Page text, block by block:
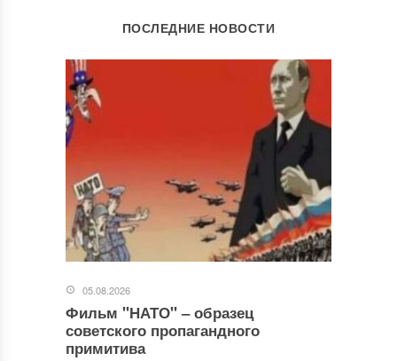
ОСТАВИТЬ КОММЕНТАРИЙ
Ваш адрес email не будет опубликован. Обязательные поля
Комментарий*
ПОСЛЕДНИЕ НОВОСТИ
05.08.2026
Фильм "НАТО" ‒ образец
советского пропагандного
примитива